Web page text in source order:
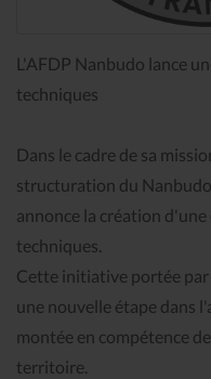
L'AFDP Nanbudo lance
techniques
Dans le cadre de sa
structuration du
annonce la création
techniques.
Cette initiative portée par
une nouvelle étape dans
montée en compétence
territoire.